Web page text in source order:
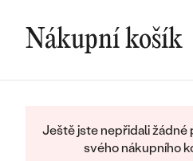
LETNÍ
BLOGŠPERKY NA MÍRU
Nákupní košík
Ještě jste nepřidali
svého nákupního